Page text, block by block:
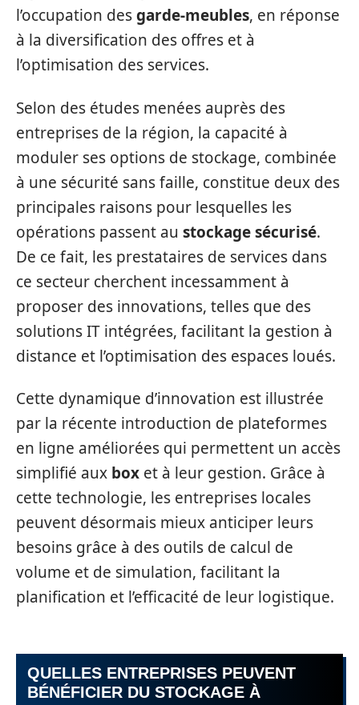
l’occupation desgarde-meubles, en réponse
à la diversification des offres et à
l’optimisation des services.
Selon des études menées auprès des
entreprises de la région, la capacité à
moduler ses options de stockage, combinée
à une sécurité sans faille, constitue deux des
principales raisons pour lesquelles les
opérations passent au stockage sécurisé.
De ce fait, les prestataires de services dans
ce secteur cherchent incessamment à
proposer des innovations, telles que des
solutions IT intégrées, facilitant la gestion à
distance et l’optimisation des espaces loués.
Cette dynamique d’innovation est illustrée
par la récente introduction de plateformes
en ligne améliorées qui permettent un accès
simplifié aux box et à leur gestion. Grâce à
cette technologie, les entreprises locales
peuvent désormais mieux anticiper leurs
besoins grâce à des outils de calcul de
volume et de simulation, facilitant la
planification et l’efficacité de leur logistique.
QUELLES ENTREPRISES PEUVENT
BÉNÉFICIER DU STOCKAGE À